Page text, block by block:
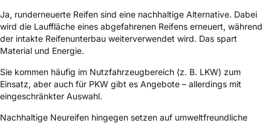
Ja, runderneuerte Reifen sind eine nachhaltige Alternative. Dabei
wird die Lauffläche eines abgefahrenen Reifens erneuert, während
der intakte Reifenunterbau weiterverwendet wird. Das spart
Material und Energie.
Sie kommen häufig im Nutzfahrzeugbereich (z. B. LKW) zum
Einsatz, aber auch für PKW gibt es Angebote – allerdings mit
eingeschränkter Auswahl.
Nachhaltige Neureifen hingegen setzen auf umweltfreundliche